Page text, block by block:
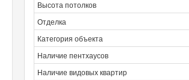
Высота потолков
Отделка
Категория объекта
Наличие пентхаусов
Наличие видовых квартир